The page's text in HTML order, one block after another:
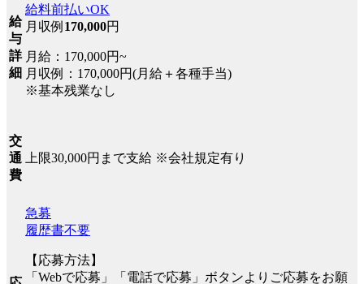
給
与
詳
細
給料前払いOK
月収例 170,000円
月給：170,000円~
月収例：170,000円(月給＋各種手当)
※基本残業なし
交
通
費
上限30,000円まで支給 ※会社規定有り
急募
履歴書不要
【応募方法】
「Webで応募」「電話で応募」ボタンよりご応募をお願